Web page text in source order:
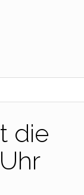
die